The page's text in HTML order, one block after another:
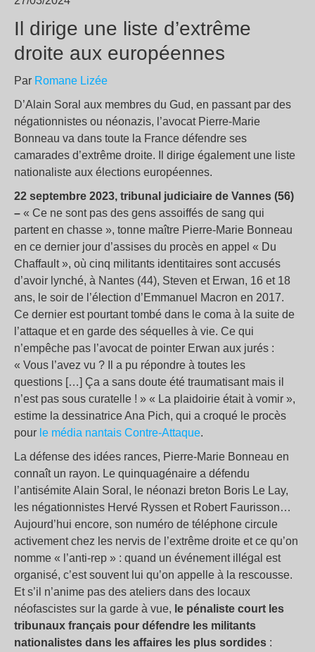
Il dirige une liste d’extrême
droite aux européennes
Par Romane Lizée
D’Alain Soral aux membres du Gud, en passant par des
négationnistes ou néonazis, l’avocat Pierre-Marie
Bonneau va dans toute la France défendre ses
camarades d’extrême droite. Il dirige également une liste
nationaliste aux élections européennes.
22 septembre 2023, tribunal judiciaire de Vannes (56)
– « Ce ne sont pas des gens assoiffés de sang qui
partent en chasse », tonne maître Pierre-Marie Bonneau
en ce dernier jour d’assises du procès en appel « Du
Chaffault », où cinq militants identitaires sont accusés
d’avoir lynché, à Nantes (44), Steven et Erwan, 16 et 18
ans, le soir de l’élection d’Emmanuel Macron en 2017.
Ce dernier est pourtant tombé dans le coma à la suite de
l’attaque et en garde des séquelles à vie. Ce qui
n’empêche pas l’avocat de pointer Erwan aux jurés :
« Vous l’avez vu ? Il a pu répondre à toutes les
questions […] Ça a sans doute été traumatisant mais il
n’est pas sous curatelle ! » « La plaidoirie était à vomir »,
estime la dessinatrice Ana Pich, qui a croqué le procès
pour le média nantais Contre-Attaque.
La défense des idées rances, Pierre-Marie Bonneau en
connaît un rayon. Le quinquagénaire a défendu
l’antisémite Alain Soral, le néonazi breton Boris Le Lay,
les négationnistes Hervé Ryssen et Robert Faurisson…
Aujourd’hui encore, son numéro de téléphone circule
activement chez les nervis de l’extrême droite et ce qu’on
nomme « l’anti-rep » : quand un événement illégal est
organisé, c’est souvent lui qu’on appelle à la rescousse.
Et s’il n’anime pas des ateliers dans des locaux
néofascistes sur la garde à vue, le pénaliste court les
tribunaux français pour défendre les militants
nationalistes dans les affaires les plus sordides :